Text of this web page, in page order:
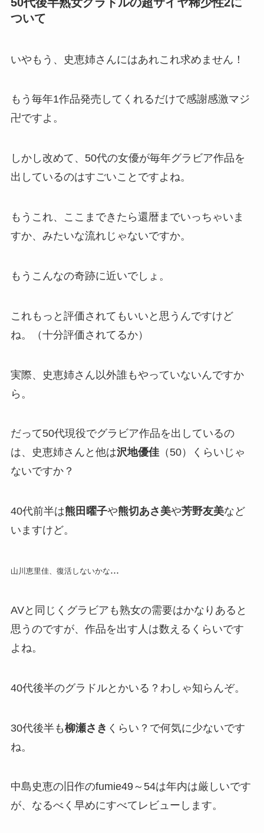
ついて
いやもう、史恵姉さんにはあれこれ求めません！
もう毎年1作品発売してくれるだけで感謝感激マジ
卍ですよ。
しかし改めて、50代の女優が毎年グラビア作品を
出しているのはすごいことですよね。
もうこれ、ここまできたら還暦までいっちゃいま
すか、みたいな流れじゃないですか。
もうこんなの奇跡に近いでしょ。
これもっと評価されてもいいと思うんですけど
ね。（十分評価されてるか）
実際、史恵姉さん以外誰もやっていないんですか
ら。
だって50代現役でグラビア作品を出しているの
は、史恵姉さんと他は沢地優佳（50）くらいじゃ
ないですか？
40代前半は熊田曜子や熊切あさ美や芳野友美など
いますけど。
山川恵里佳、復活しないかな...
AVと同じくグラビアも熟女の需要はかなりあると
思うのですが、作品を出す人は数えるくらいです
よね。
40代後半のグラドルとかいる？わしゃ知らんぞ。
30代後半も柳瀬さき くらい？で何気に少ないです
ね。
中島史恵の旧作のfumie49～54は年内は厳しいです
が、なるべく早めにすべてレビューします。